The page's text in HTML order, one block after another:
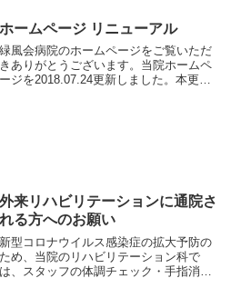
ホームページ リニューアル
緑風会病院のホームページをご覧いただ
きありがとうございます。当院ホームペ
ージを2018.07.24更新しました。本更新
外来リハビリテーションに通院さ
れる方へのお願い
新型コロナウイルス感染症の拡大予防の
ため、当院のリハビリテーション科で
は、スタッフの体調チェック・手指消